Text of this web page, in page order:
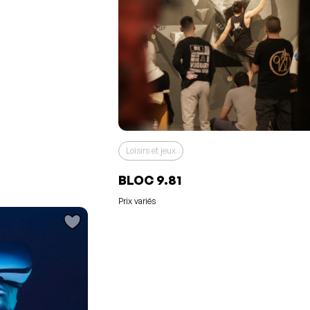
Loisirs et jeux
BLOC 9.81
Prix variés